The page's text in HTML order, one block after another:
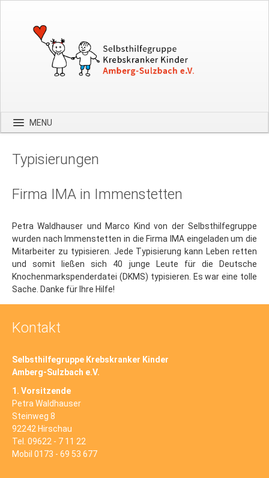
MENU
Über uns
Spenden
Bilder
Hilfe
Suchen
Typisierungen
Firma IMA in Immenstetten
Petra Waldhauser und Marco Kind von der Selbsthilfegruppe
wurden nach Immenstetten in die Firma IMA eingeladen um die
Mitarbeiter zu typisieren. Jede Typisierung kann Leben retten
und somit ließen sich 40 junge Leute für die Deutsche
Knochenmarkspenderdatei (DKMS) typisieren. Es war eine tolle
Sache. Danke für Ihre Hilfe!
Kontakt
Selbsthilfegruppe Krebskranker Kinder
Amberg-Sulzbach e.V.
1. Vorsitzende
Petra Waldhauser
Steinweg 8
92242 Hirschau
Tel. 09622 - 7 11 22
Mobil 0173 - 69 53 677